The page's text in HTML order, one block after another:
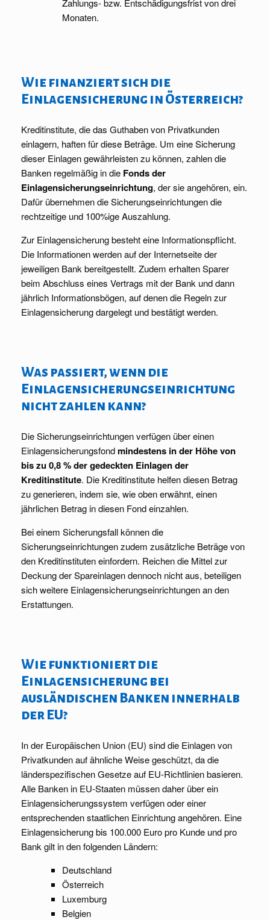
Zahlungs- bzw. Entschädigungsfrist von drei
Monaten.
Wie finanziert sich die
Einlagensicherung in Österreich?
Kreditinstitute, die das Guthaben von Privatkunden
einlagern, haften für diese Beträge. Um eine Sicherung
dieser Einlagen gewährleisten zu können, zahlen die
Banken regelmäßig in die Fonds der
Einlagensicherungseinrichtung, der sie angehören, ein.
Dafür übernehmen die Sicherungseinrichtungen die
rechtzeitige und 100%ige Auszahlung.
Zur Einlagensicherung besteht eine Informationspflicht.
Die Informationen werden auf der Internetseite der
jeweiligen Bank bereitgestellt. Zudem erhalten Sparer
beim Abschluss eines Vertrags mit der Bank und dann
jährlich Informationsbögen, auf denen die Regeln zur
Einlagensicherung dargelegt und bestätigt werden.
Was passiert, wenn die
Einlagensicherungseinrichtung
nicht zahlen kann?
Die Sicherungseinrichtungen verfügen über einen
Einlagensicherungsfondmindestens in der Höhe von
bis zu 0,8 % der gedeckten Einlagen der
Kreditinstitute. Die Kreditinstitute helfen diesen Betrag
zu generieren, indem sie, wie oben erwähnt, einen
jährlichen Betrag in diesen Fond einzahlen.
Bei einem Sicherungsfall können die
Sicherungseinrichtungen zudem zusätzliche Beträge von
den Kreditinstituten einfordern. Reichen die Mittel zur
Deckung der Spareinlagen dennoch nicht aus, beteiligen
sich weitere Einlagensicherungseinrichtungen an den
Erstattungen.
Wie funktioniert die
Einlagensicherung bei
ausländischen Banken innerhalb
der EU?
In der Europäischen Union (EU) sind die Einlagen von
Privatkunden auf ähnliche Weise geschützt, da die
länderspezifischen Gesetze auf EU-Richtlinien basieren.
Alle Banken in EU-Staaten müssen daher über ein
Einlagensicherungssystem verfügen oder einer
entsprechenden staatlichen Einrichtung angehören. Eine
Einlagensicherung bis 100.000 Euro pro Kunde und pro
Bank gilt in den folgenden Ländern:
Deutschland
Österreich
Luxemburg
Belgien